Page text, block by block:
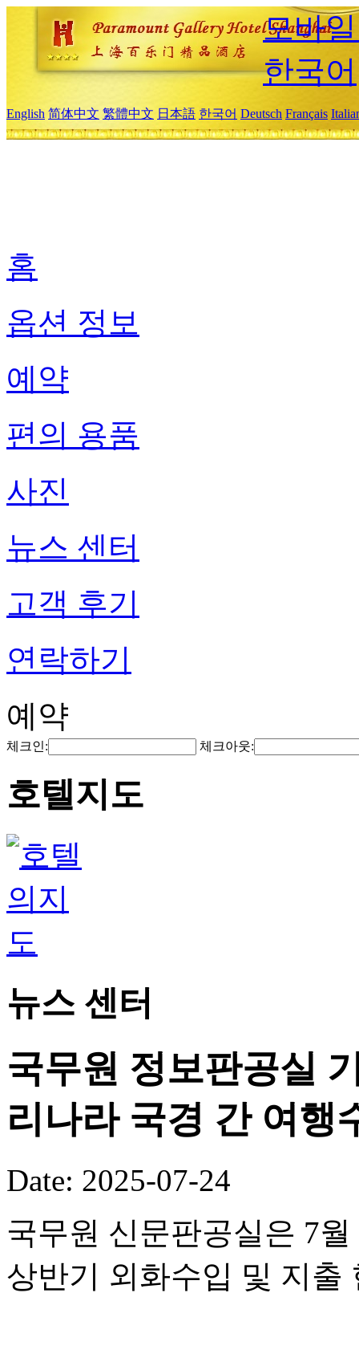
모바
한국어
English 简体中文 繁體中文 日本語 한국어 Deutsch Français
홈
옵션 정보
예약
편의 용품
사진
뉴스 센터
고객 후기
연락하기
예약
체크인: 체크아웃:
호텔지도
뉴스 센터
국무원 정보판공실
리나라 국경 간 여행
Date: 2025-07-24
국무원 신문판공실은 7
상반기 외화수입 및 지출